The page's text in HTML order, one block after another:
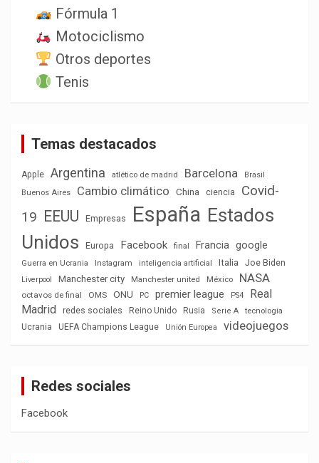
Fórmula 1
Motociclismo
Otros deportes
Tenis
Temas destacados
Apple Argentina atlético de madrid Barcelona
Brasil
Buenos Aires
Cambio climático China ciencia
Covid-
19 EEUU Empresas España Estados
Unidos
Europa Facebook final Francia google
Guerra en Ucrania Instagram inteligencia artificial Italia Joe Biden
Liverpool Manchester city Manchester united México NASA
octavos de final OMS ONU PC premier league PS4
Real
Madrid
redes sociales Reino Unido Rusia Serie A
tecnología
Ucrania
UEFA Champions League Unión Europea videojuegos
Redes sociales
Facebook